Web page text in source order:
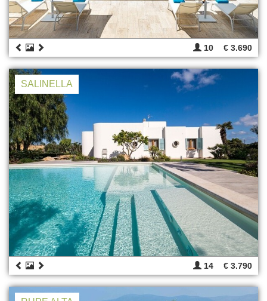
10 € 3.690
SALINELLA
14 € 3.790